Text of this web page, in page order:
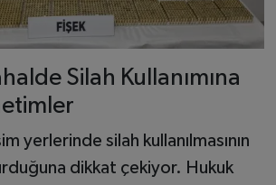
Silah Kullanımına
yerlerinde silah kullanılmasının
dikkat çekiyor. Hukuk